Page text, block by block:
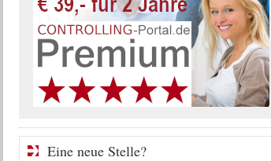
Eine neue Stelle?